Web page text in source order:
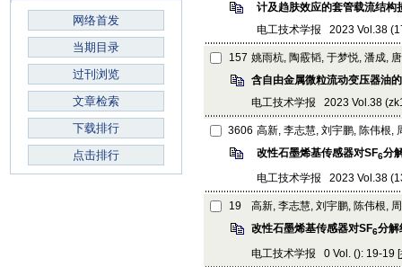
网络首发
当期目录
过刊浏览
文章检索
下载排行
点击排行
计及趋肤效应的套管载流结构
电工技术学报 2023 Vol.38
157 姚雨杭, 陶霰韬, 于梦悦, 潘成,
含自由金属微粒流动变压器油
电工技术学报 2023 Vol.38
3606 高新, 李志慧, 刘宇鹏, 陈伟根,
改性石墨烯基传感器对SF6分
电工技术学报 2023 Vol.38
19
高新, 李志慧, 刘宇鹏, 陈伟根,
改性石墨烯基传感器对SF6分解
电工技术学报 0 Vol. (): 19-19 [